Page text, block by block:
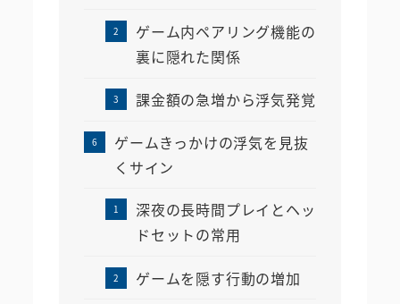
ゲーム内ペアリング機能の
裏に隠れた関係
課金額の急増から浮気発覚
ゲームきっかけの浮気を見抜
くサイン
深夜の長時間プレイとヘッ
ドセットの常用
ゲームを隠す行動の増加